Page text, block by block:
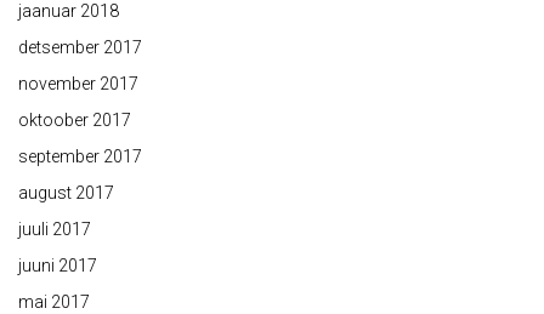
jaanuar 2018
detsember 2017
november 2017
oktoober 2017
september 2017
august 2017
juuli 2017
juuni 2017
mai 2017